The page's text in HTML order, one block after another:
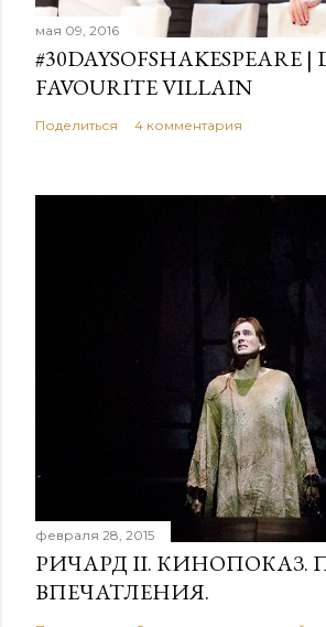
м
м
е
н
т
р
мая 09, 2016
#30DAYSOFSHAKESPEARE |
FAVOURITE VILLAIN
Поделиться 4 комментария
февраля 28, 2015
РИЧАРД II. КИНОПОКАЗ.
ВПЕЧАТЛЕНИЯ.